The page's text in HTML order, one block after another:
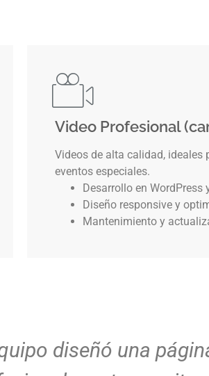
Video Profesional
Videos de alta calidad,
eventos especiales.
Desarrollo en WordPress
Diseño responsive y
Mantenimiento y
web quedó justo